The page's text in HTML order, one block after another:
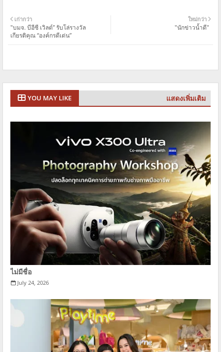
ใหม่กว่า
"​นักข่าวน้ำดี​" ​
เก่ากว่า
"บมจ. บีอีซี เวิลด์” รับโล่รางวัล
เกียรติคุณ “องค์กรดีเด่น”
YOU MAY LIKE แสดงเพิ่มเติม
ไม่มีชื่อ
July 24, 2026